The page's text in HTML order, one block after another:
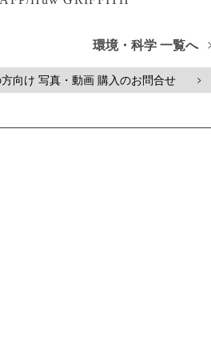
環境・科学 一覧へ
向け 写真・動画 購入のお問合せ >